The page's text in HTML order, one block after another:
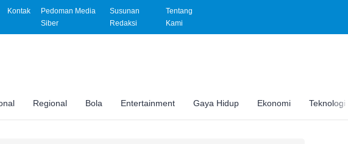
Kontak
Pedoman Media
Siber
Susunan
Redaksi
Tentang
Kami
Regional Bola Entertainment Gaya Hidup Ekonomi Teknologi